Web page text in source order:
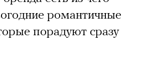
романтичные
порадуют сразу